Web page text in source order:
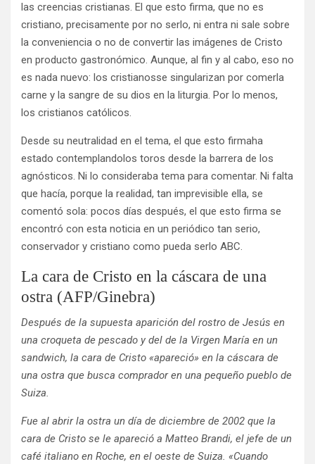
las creencias cristianas. El que esto firma, que no es
cristiano, precisamente por no serlo, ni entra ni sale sobre
la conveniencia o no de convertir las imágenes de Cristo
en producto gastronómico. Aunque, al fin y al cabo, eso no
es nada nuevo: los cristianosse singularizan por comerla
carne y la sangre de su dios en la liturgia. Por lo menos,
los cristianos católicos.
Desde su neutralidad en el tema, el que esto firmaha
estado contemplandolos toros desde la barrera de los
agnósticos. Ni lo consideraba tema para comentar. Ni falta
que hacía, porque la realidad, tan imprevisible ella, se
comentó sola: pocos días después, el que esto firma se
encontró con esta noticia en un periódico tan serio,
conservador y cristiano como pueda serlo ABC.
La cara de Cristo en la cáscara de una
ostra (AFP/Ginebra)
Después de la supuesta aparición del rostro de Jesús en
una croqueta de pescado y del de la Virgen María en un
sandwich, la cara de Cristo «apareció» en la cáscara de
una ostra que busca comprador en una pequeño pueblo de
Suiza.
Fue al abrir la ostra un día de diciembre de 2002 que la
cara de Cristo se le apareció a Matteo Brandi, el jefe de un
café italiano en Roche, en el oeste de Suiza. «Cuando